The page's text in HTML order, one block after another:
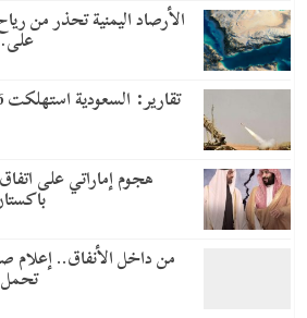
الأرصاد اليمنية تحذر من
تقارير: السعودية استهلكت 86% من صواريخ باتريوت
هجوم إماراتي على
من داخل الأنفاق.. إعلام